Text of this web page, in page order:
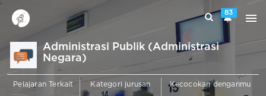
83
Administrasi Publik (Administrasi
Negara)
Pelajaran Terkait Kategori jurusan Kecocokan denganmu